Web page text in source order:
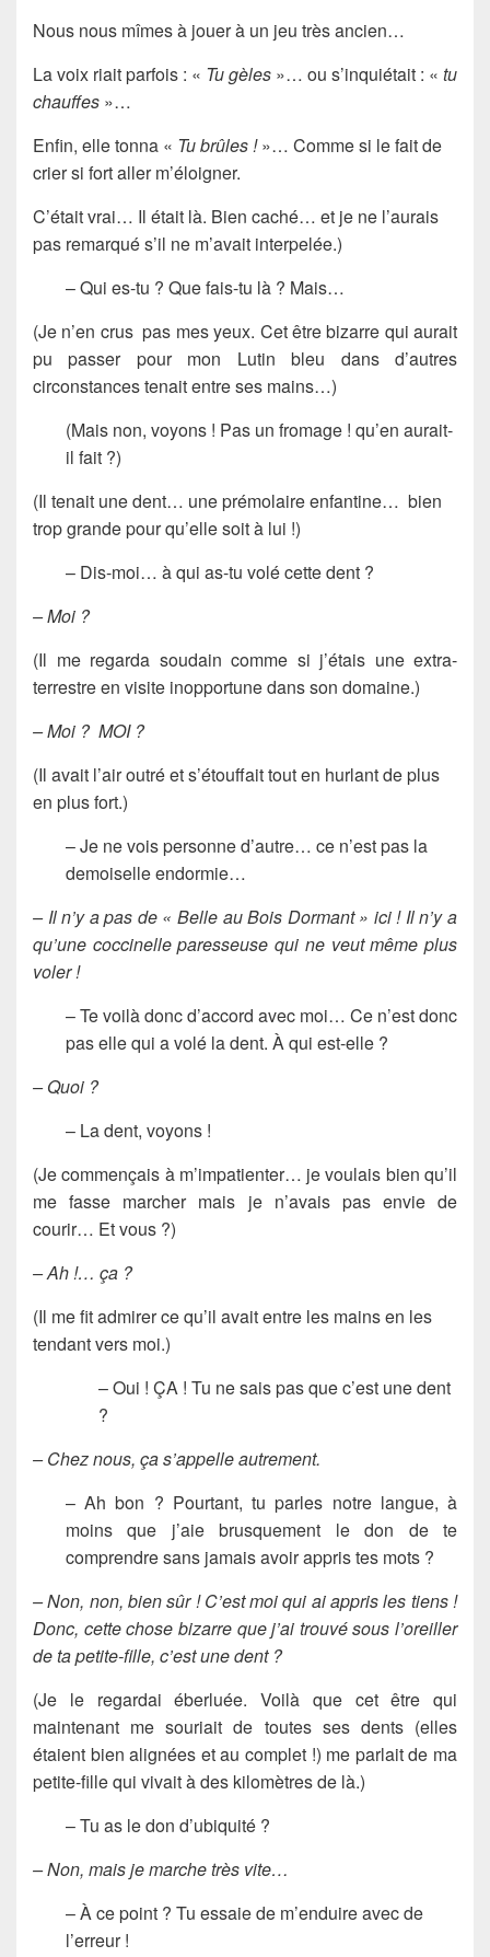
Nous nous mîmes à jouer à un jeu très ancien…
La voix riait parfois : « Tu gèles »… ou s’inquiétait : « tu
chauffes »…
Enfin, elle tonna « Tu brûles !»… Comme si le fait de
crier si fort aller m’éloigner.
C’était vrai… Il était là. Bien caché… et je ne l’aurais
pas remarqué s’il ne m’avait interpelée.)
– Qui es-tu ? Que fais-tu là ? Mais…
(Je n’en crus pas mes yeux. Cet être bizarre qui aurait
pu passer pour mon Lutin bleu dans d’autres
circonstances tenait entre ses mains…)
(Mais non, voyons ! Pas un fromage ! qu’en aurait-
il fait ?)
(Il tenait une dent… une prémolaire enfantine… bien
trop grande pour qu’elle soit à lui !)
– Dis-moi… à qui as-tu volé cette dent ?
– Moi ?
(Il me regarda soudain comme si j’étais une extra-
terrestre en visite inopportune dans son domaine.)
– Moi ? MOI ?
(Il avait l’air outré et s’étouffait tout en hurlant de plus
en plus fort.)
– Je ne vois personne d’autre… ce n’est pas la
demoiselle endormie…
– Il n’y a pas de « Belle au Bois Dormant » ici ! Il n’y a
qu’une coccinelle paresseuse qui ne veut même plus
voler !
– Te voilà donc d’accord avec moi… Ce n’est donc
pas elle qui a volé la dent. À qui est-elle ?
– Quoi ?
– La dent, voyons !
(Je commençais à m’impatienter… je voulais bien qu’il
me fasse marcher mais je n’avais pas envie de
courir… Et vous ?)
– Ah !… ça ?
(Il me fit admirer ce qu’il avait entre les mains en les
tendant vers moi.)
– Oui ! ÇA ! Tu ne sais pas que c’est une dent
?
– Chez nous, ça s’appelle autrement.
– Ah bon ? Pourtant, tu parles notre langue, à
moins que j’aie brusquement le don de te
comprendre sans jamais avoir appris tes mots ?
– Non, non, bien sûr ! C’est moi qui ai appris les tiens !
Donc, cette chose bizarre que j’ai trouvé sous l’oreiller
de ta petite-fille, c’est une dent ?
(Je le regardai éberluée. Voilà que cet être qui
maintenant me souriait de toutes ses dents (elles
étaient bien alignées et au complet !) me parlait de ma
petite-fille qui vivait à des kilomètres de là.)
– Tu as le don d’ubiquité ?
– Non, mais je marche très vite…
– À ce point ? Tu essaie de m’enduire avec de
l’erreur !